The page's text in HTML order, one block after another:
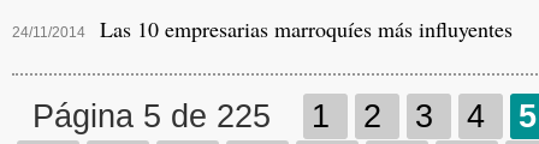
24/11/2014 Las 10 empresarias marroquíes más influyentes
Página 5 de 225 1 2 3 4
5